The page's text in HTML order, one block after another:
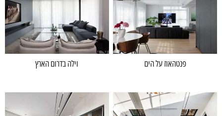
פנטהאוז על הים וילה בדרום הארץ